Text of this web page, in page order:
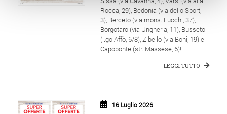
Rocca, 29), Bedonia (via dello Sport,
3), Berceto (via mons. Lucchi, 37),
Borgotaro (via Ungheria, 11), Busseto
(l.go Affò, 6/8), Zibello (via Boni, 19) e
Capoponte (str. Massese, 6)!
LEGGI TUTTO
16 Luglio 2026